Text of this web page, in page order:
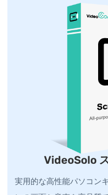
VideoSolo
実用的な高性能パソコン